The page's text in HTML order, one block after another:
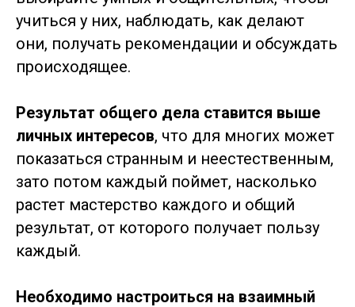
учиться у них, наблюдать, как делают
они, получать рекомендации и обсуждать
происходящее.
Результат общего дела ставится выше
личных интересов, что для многих может
показаться странным и неестественным,
зато потом каждый поймет, насколько
растет мастерство каждого и общий
результат, от которого получает пользу
каждый.
Необходимо настроиться на взаимный